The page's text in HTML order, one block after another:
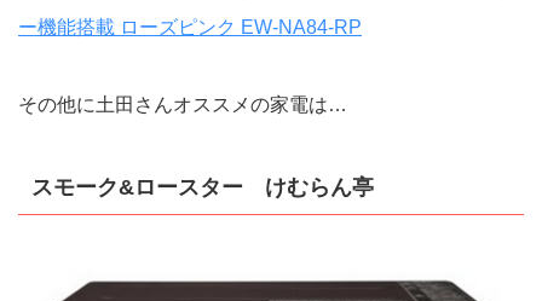
ー機能搭載 ローズピンク EW-NA84-RP
その他に土田さんオススメの家電は…
スモーク&ロースター けむらん亭